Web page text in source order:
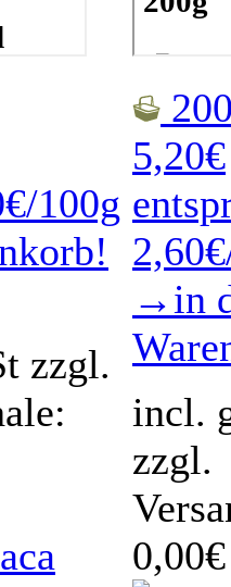
100g
zzgl.
5,20€
→in
incl.
zzgl.
0,00€